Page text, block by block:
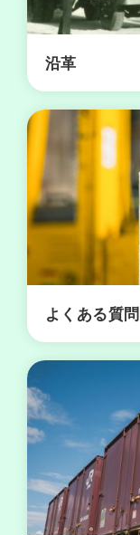
営
業
所
案
内
用
情
報
お
問
合
せ
営
業
所
案
お
知
ら
せ
サ
イ
ト
マ
プ
ラ
イ
バ
ポ
リ
シ
沿革
よくある質問